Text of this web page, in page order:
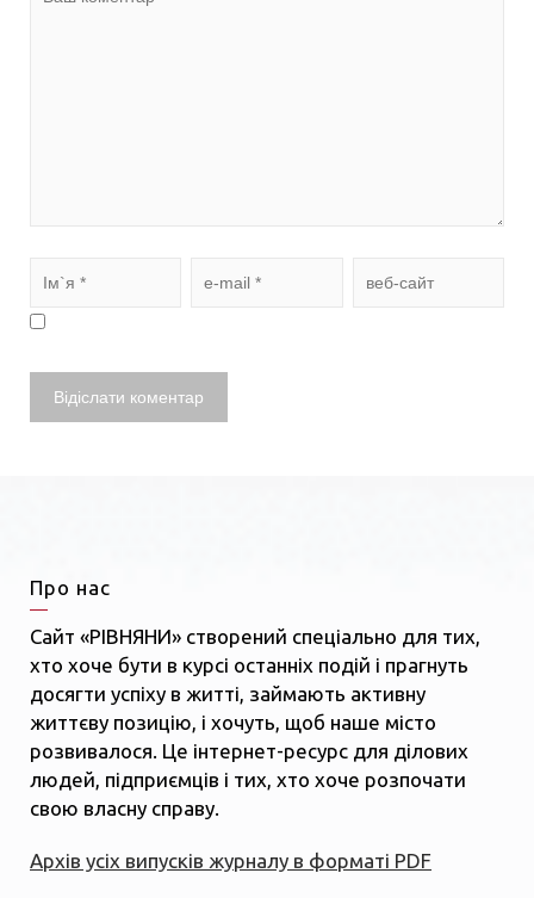
Про нас
Сайт «РІВНЯНИ» створений спеціально для тих,
хто хоче бути в курсі останніх подій і прагнуть
досягти успіху в житті, займають активну
життєву позицію, і хочуть, щоб наше місто
розвивалося. Це інтернет-ресурс для ділових
людей, підприємців і тих, хто хоче розпочати
свою власну справу.
Архів усіх випусків журналу в форматі PDF